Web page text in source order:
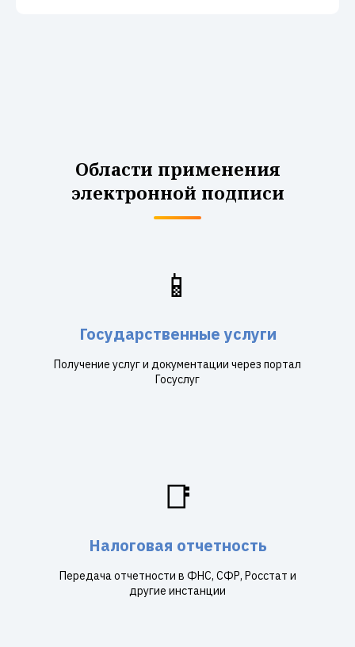
Области применения
электронной подписи
📱
Государственные услуги
Получение услуг и документации через портал
Госуслуг
📑
Налоговая отчетность
Передача отчетности в ФНС, СФР, Росстат и
другие инстанции